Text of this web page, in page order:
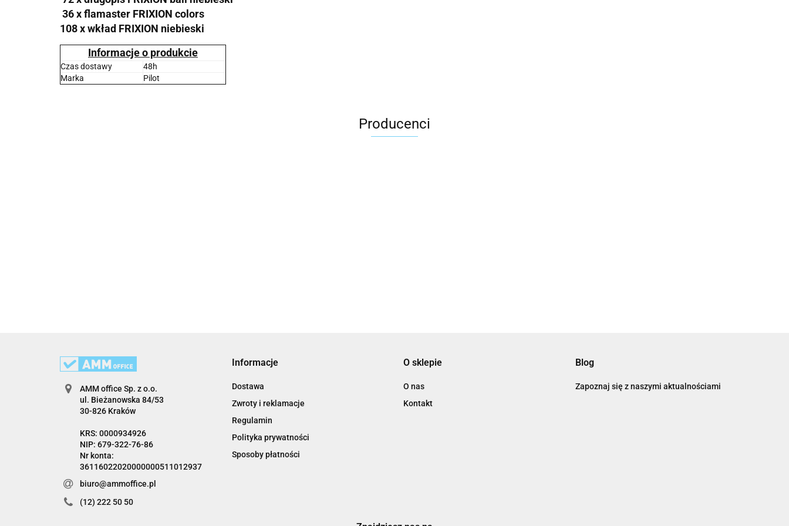
36 x flamaster FRIXION colors
108 x wkład FRIXION niebieski
Informacje o produkcie
Czas dostawy
48h
Marka
Pilot
Producenci
AMM office Sp. z o.o.
ul. Bieżanowska 84/53
30-826 Kraków
KRS: 0000934926
NIP: 679-322-76-86
Nr konta:
36116022020000000511012937
biuro@ammoffice.pl
(12) 222 50 50
Informacje
Dostawa
Zwroty i reklamacje
Regulamin
Polityka prywatności
Sposoby płatności
O sklepie
O nas
Kontakt
Blog
Zapoznaj się z naszymi aktualnościami